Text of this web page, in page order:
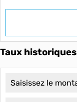
Taux historiques